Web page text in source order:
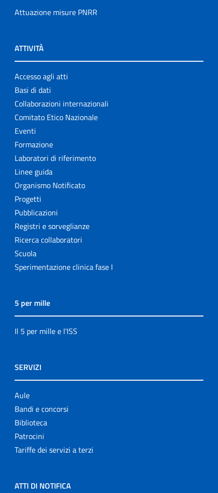
Attuazione misure PNRR
ATTIVITÀ
Accesso agli atti
Basi di dati
Collaborazioni internazionali
Comitato Etico Nazionale
Eventi
Formazione
Laboratori di riferimento
Linee guida
Organismo Notificato
Progetti
Pubblicazioni
Registri e sorveglianze
Ricerca collaboratori
Scuola
Sperimentazione clinica fase I
5 per mille
Il 5 per mille e l'ISS
SERVIZI
Aule
Bandi e concorsi
Biblioteca
Patrocini
Tariffe dei servizi a terzi
ATTI DI NOTIFICA